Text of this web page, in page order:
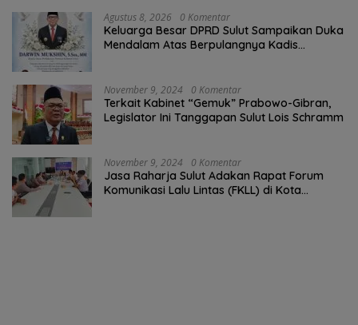
Agustus 8, 2026 0 Komentar
Keluarga Besar DPRD Sulut Sampaikan Duka
Mendalam Atas Berpulangnya Kadis
November 9, 2024 0 Komentar
Terkait Kabinet “Gemuk” Prabowo-Gibran,
Legislator Ini Tanggapan Sulut Lois Schramm
November 9, 2024 0 Komentar
Jasa Raharja Sulut Adakan Rapat Forum
Komunikasi Lalu Lintas (FKLL) di Kota